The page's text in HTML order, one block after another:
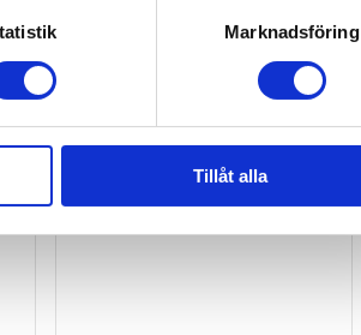
Marknadsföring
Tillåt alla